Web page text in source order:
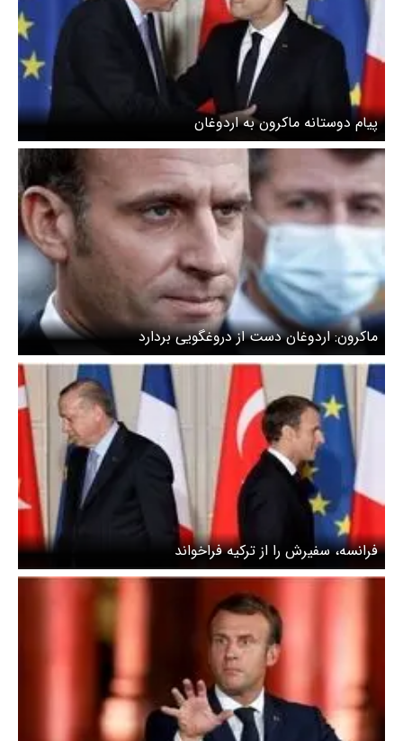
پیام دوستانه ماکرون به اردوغان
ماکرون: اردوغان دست از دروغگویی بردارد
فرانسه، سفیرش را از ترکیه فراخواند